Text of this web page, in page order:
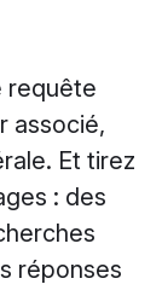
requête
associé,
Et tirez
: des
réponses